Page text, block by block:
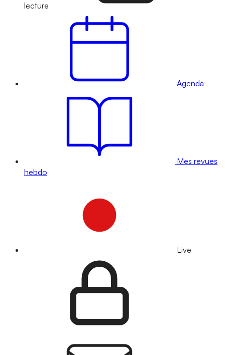
lecture
Agenda
Mes revues
hebdo
Live